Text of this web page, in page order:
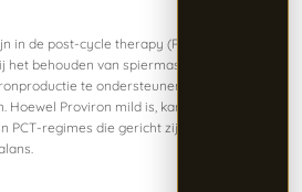
in de post-cycle therapy (PCT) na een
behouden van spiermassa en kracht
te ondersteunen en overtollig
Proviron mild is, kan het een
PCT-regimes die gericht zijn op het